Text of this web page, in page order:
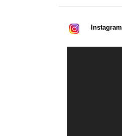
Instagram